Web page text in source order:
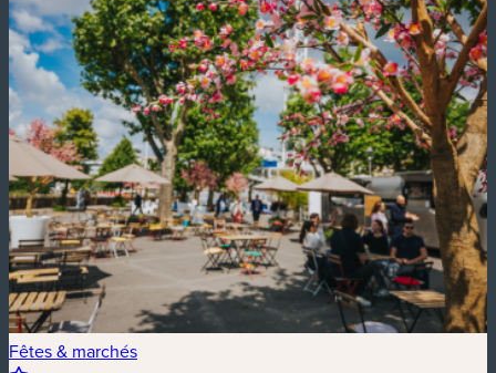
Fêtes & marchés